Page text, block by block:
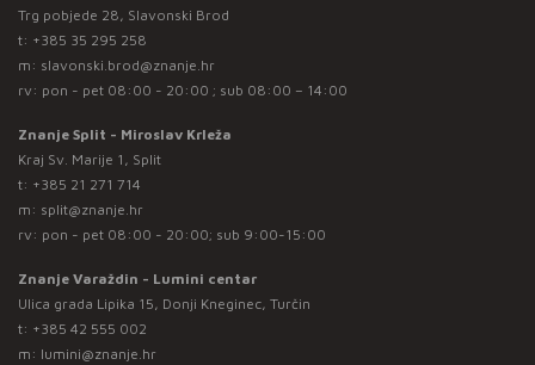
Trg pobjede 28, Slavonski Brod
t: +385 35 295 258
m: slavonski.brod@znanje.hr
rv: pon - pet 08:00 - 20:00 ; sub 08:00 – 14:00
Znanje Split - Miroslav Krleža
Kraj Sv. Marije 1, Split
t: +385 21 271 714
m: split@znanje.hr
rv: pon - pet 08:00 - 20:00; sub 9:00-15:00
Znanje Varaždin - Lumini centar
Ulica grada Lipika 15, Donji Kneginec, Turčin
t: +385 42 555 002
m: lumini@znanje.hr